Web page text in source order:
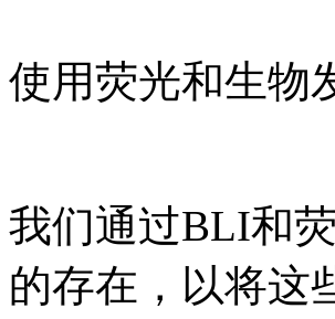
使用荧光和生物
我们通过BLI和
的存在，以将这